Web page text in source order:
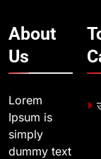
About
Us
Lorem
Ipsum is
simply
dummy text